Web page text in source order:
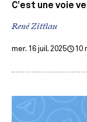
C’est une voie
René Zittlau
mer. 16 juil. 2025 10